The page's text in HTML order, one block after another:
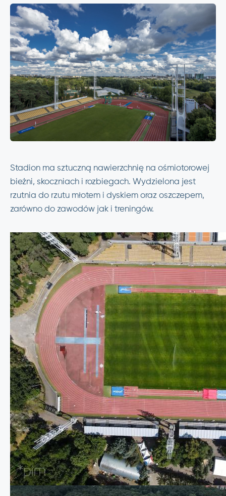
Stadion ma sztuczną nawierzchnię na ośmiotorowej
bieżni, skoczniach i rozbiegach. Wydzielona jest
rzutnia do rzutu młotem i dyskiem oraz oszczepem,
zarówno do zawodów jak i treningów.